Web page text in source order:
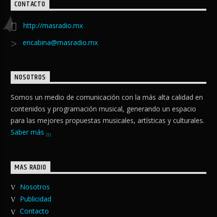
CONTACTO
http://masradio.mx
encabina@masradio.mx
NOSOTROS
Somos un medio de comunicación con la más alta calidad en
contenidos y programación musical, generando un espacio
para las mejores propuestas musicales, artísticas y culturales.
Saber más
MAS RADIO
Nosotros
Publicidad
Contacto